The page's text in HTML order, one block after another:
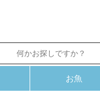
お魚